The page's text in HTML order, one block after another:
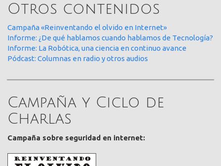
Otros contenidos
Campaña «Reinventando el olvido en Internet»
Informe: ¿De qué hablamos cuando hablamos de Tecnología?
Informe: La Robótica, una ciencia en continuo avance
Pódcast: Columnas en radio y otros audios
Campaña y Ciclo de
Charlas
Campaña sobre seguridad en internet: